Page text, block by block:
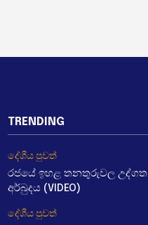
TRENDING
දේශීය පුවත්
රජයේ ඉහළ තනතුරුවල උද්ගත
අර්බුදය (VIDEO)
දේශීය පුවත්